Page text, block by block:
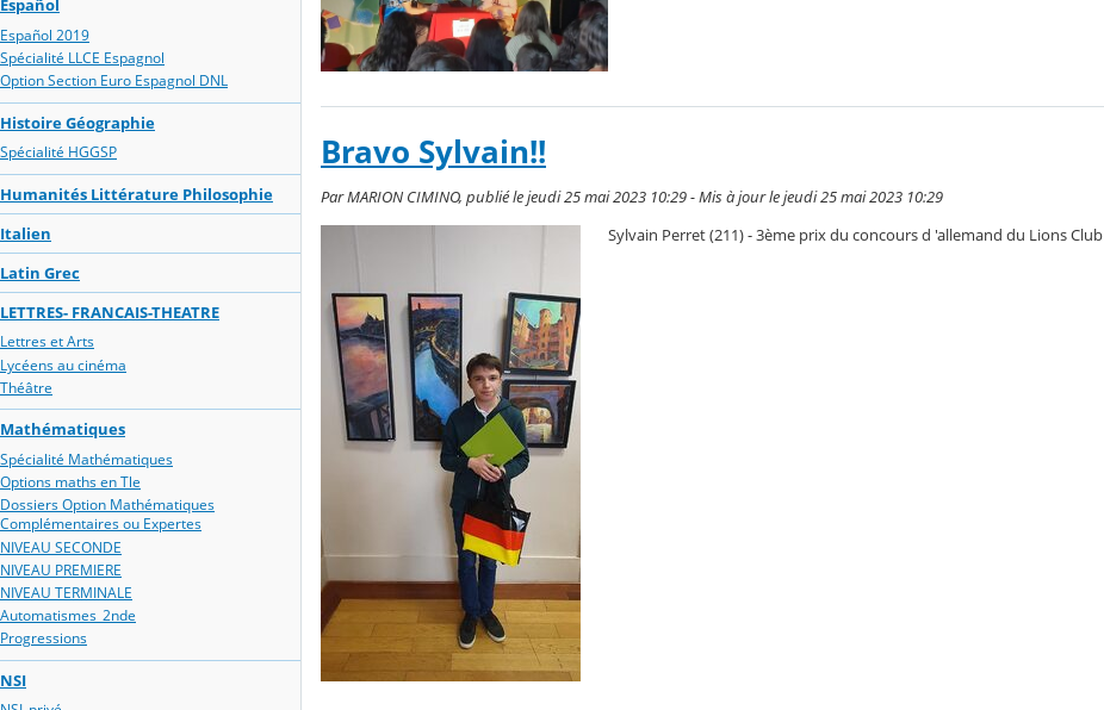
Español
Español 2019
Spécialité LLCE Espagnol
Option Section Euro Espagnol DNL
Histoire Géographie
Spécialité HGGSP
Humanités Littérature Philosophie
Italien
Latin Grec
LETTRES- FRANCAIS-THEATRE
Lettres et Arts
Lycéens au cinéma
Théâtre
Mathématiques
Spécialité Mathématiques
Options maths en Tle
Dossiers Option Mathématiques
Complémentaires ou Expertes
NIVEAU SECONDE
NIVEAU PREMIERE
NIVEAU TERMINALE
Automatismes_2nde
Progressions
NSI
Bravo Sylvain!!
Par MARION CIMINO, publié le jeudi 25 mai 2023 10:29 - Mis à jour le jeudi 25 mai 2023 10:29
Sylvain Perret (211) - 3ème prix du concours d 'allemand du Lions Club